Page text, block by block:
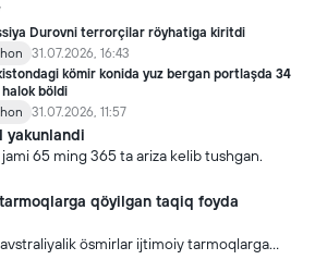
Durovni terrorçilar röyhatiga kiritdi
31.07.2026, 16:43
kömir konida yuz bergan portlaşda 34
halok böldi
31.07.2026, 11:57
yakunlandi
65 ming 365 ta ariza kelib tushgan.
qöyilgan taqiq foyda
ösmirlar ijtimoiy tarmoqlarga
ham ulardan foydalanmoqda.